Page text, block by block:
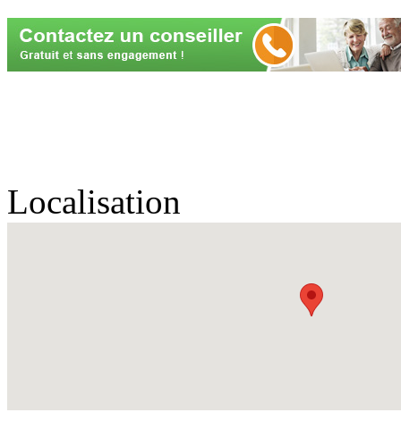
Localisation